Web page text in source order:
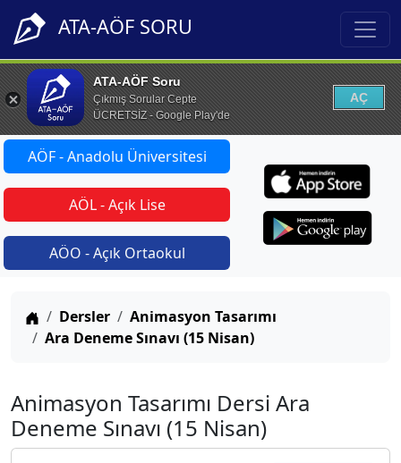
ATA-AÖF SORU
ATA-AÖF Soru
Çıkmış Sorular Cepte
ÜCRETSİZ - Google Play'de
AÇ
AÖF - Anadolu Üniversitesi
AÖL - Açık Lise
AÖO - Açık Ortaokul
Anasayfa
Dersler
Animasyon Tasarımı
Ara Deneme Sınavı (15 Nisan)
Animasyon Tasarımı Dersi Ara
Deneme Sınavı (15 Nisan)